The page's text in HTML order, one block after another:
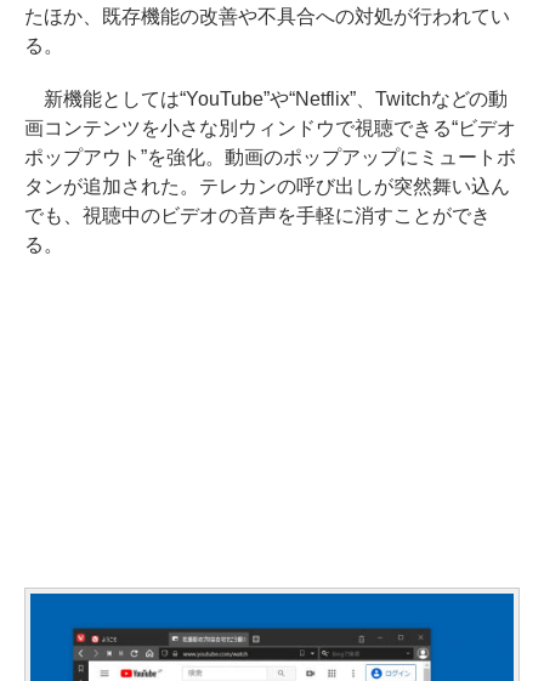
たほか、既存機能の改善や不具合への対処が行われてい
る。
新機能としては“YouTube”や“Netflix”、Twitchなどの動
画コンテンツを小さな別ウィンドウで視聴できる“ビデオ
ポップアウト”を強化。動画のポップアップにミュートボ
タンが追加された。テレカンの呼び出しが突然舞い込ん
でも、視聴中のビデオの音声を手軽に消すことができ
る。